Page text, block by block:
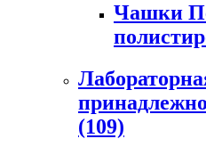
Чашки
(109)